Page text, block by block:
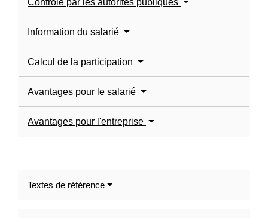
Contrôle par les autorités publiques
Information du salarié
Calcul de la participation
Avantages pour le salarié
Avantages pour l'entreprise
Textes de référence